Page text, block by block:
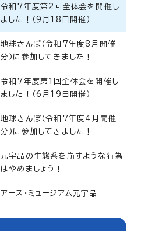
令和7年度第2回全体会を開催し
ました！（9月18日開催）
地球さんぽ（令和7年度8月開催
分）に参加してきました！
令和7年度第1回全体会を開催し
ました！（6月19日開催）
地球さんぽ（令和7年度4月開催
分）に参加してきました！
元宇品の生態系を崩すような行為
はやめましょう！
アース・ミュージアム元宇品